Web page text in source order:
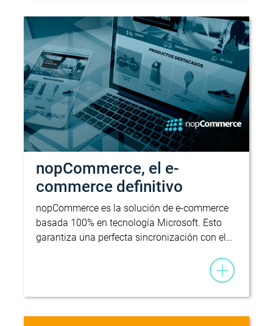
nopCommerce, el e-
commerce definitivo
nopCommerce es la solución de e-commerce
basada 100% en tecnología Microsoft. Esto
garantiza una perfecta sincronización con el…